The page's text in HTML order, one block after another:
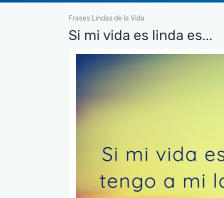
Frases Lindas de la Vida
Si mi vida es linda es...